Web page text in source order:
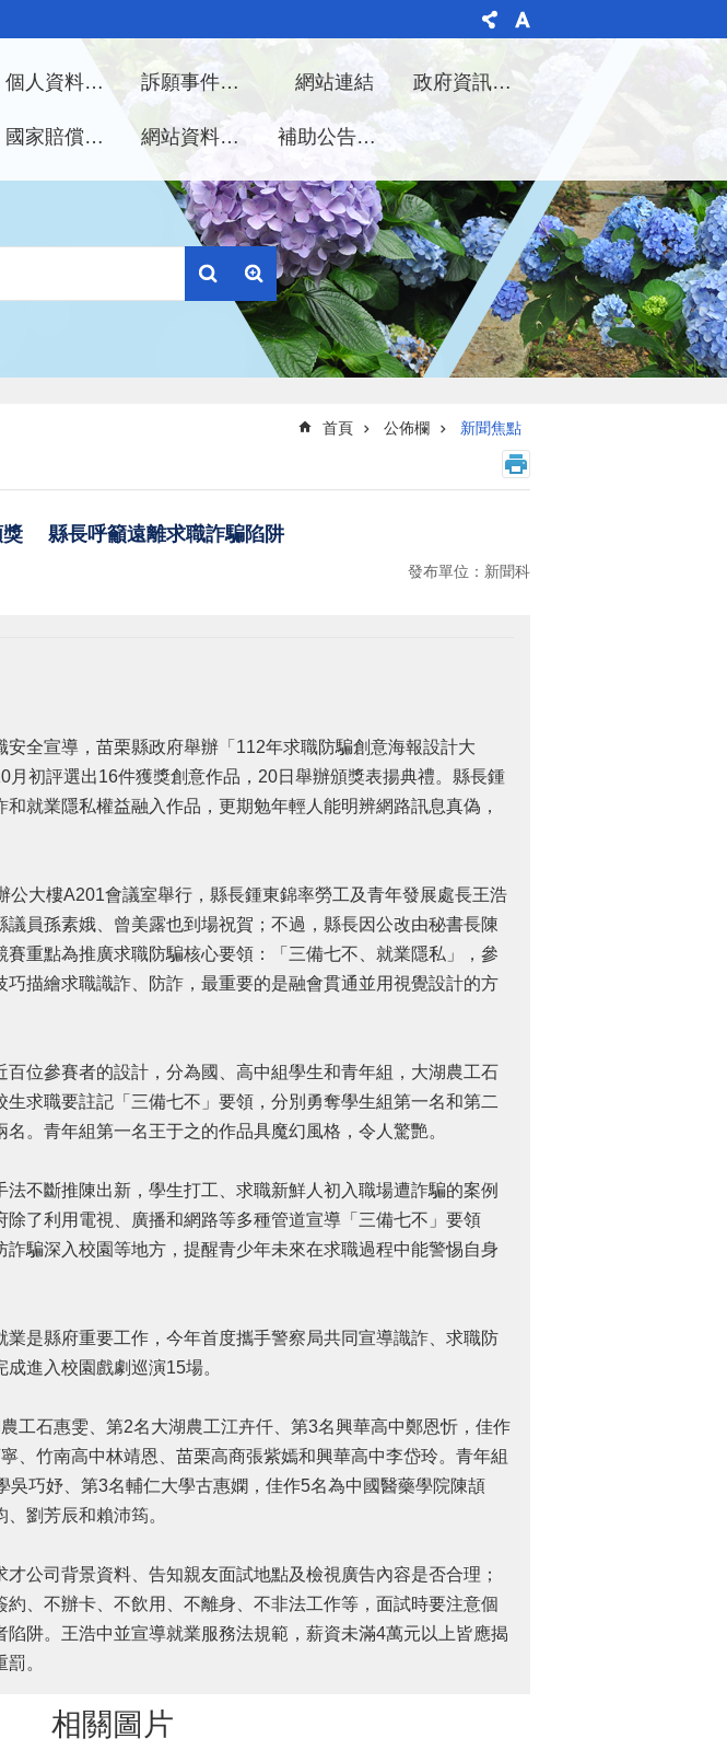
個人資料保護管理手冊 訴願事件處理 網站連結 政府資訊公開
國家賠償事件處理 網站資料開放宣告 補助公告專區
首頁 公佈欄 新聞焦點
獎 縣長呼籲遠離求職詐騙陷阱
發布單位：新聞科
全宣導，苗栗縣政府舉辦「112年求職防騙創意海報設計大
月初評選出16件獲獎創意作品，20日舉辦頒獎表揚典禮。縣長鍾
就業隱私權益融入作品，更期勉年輕人能明辨網路訊息真偽，
大樓A201會議室舉行，縣長鍾東錦率勞工及青年發展處長王浩
員孫素娥、曾美露也到場祝賀；不過，縣長因公改由秘書長陳
重點為推廣求職防騙核心要領：「三備七不、就業隱私」，參
描繪求職識詐、防詐，最重要的是融會貫通並用視覺設計的方
位參賽者的設計，分為國、高中組學生和青年組，大湖農工石
求職要註記「三備七不」要領，分別勇奪學生組第一名和第二
。青年組第一名王于之的作品具魔幻風格，令人驚艷。
不斷推陳出新，學生打工、求職新鮮人初入職場遭詐騙的案例
了利用電視、廣播和網路等多種管道宣導「三備七不」要領
騙深入校園等地方，提醒青少年未來在求職過程中能警惕自身
是縣府重要工作，今年首度攜手警察局共同宣導識詐、求職防
進入校園戲劇巡演15場。
工石惠雯、第2名大湖農工江卉仟、第3名興華高中鄭恩忻，佳作
、竹南高中林靖恩、苗栗高商張紫嫣和興華高中李岱玲。青年組
吳巧妤、第3名輔仁大學古惠嫻，佳作5名為中國醫藥學院陳頡
劉芳辰和賴沛筠。
公司背景資料、告知親友面試地點及檢視廣告內容是否合理；
約、不辦卡、不飲用、不離身、不非法工作等，面試時要注意個
陷阱。王浩中並宣導就業服務法規範，薪資未滿4萬元以上皆應揭
。
相關圖片